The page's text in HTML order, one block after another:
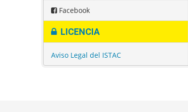
Facebook
LICENCIA
Aviso Legal del ISTAC